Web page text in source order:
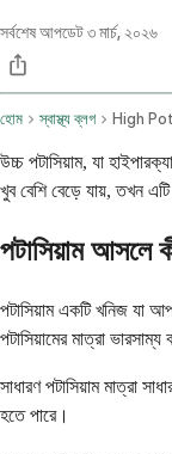
সর্বশেষ আপডেট৩ মার্চ, ২০২৬
হোম স্বাস্থ্য ব্লগ
উচ্চ পটাসিয়াম, যা
খুব বেশি বেড়ে যায়, তখন
পটাসিয়াম আসলে
পটাসিয়াম একটি খনিজ যা
পটাসিয়ামের মাত্রা
সাধারণ পটাসিয়াম মাত্রা
হতে পারে।